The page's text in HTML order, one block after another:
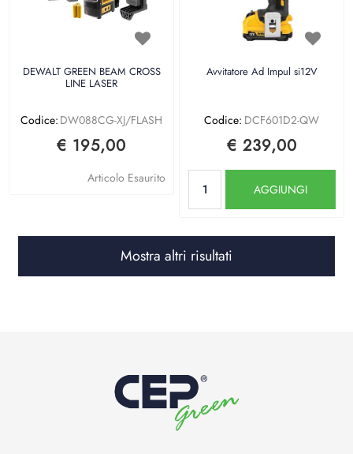
DEWALT GREEN BEAM CROSS
LINE LASER
Codice: DW088CG-XJ/FLASH
€ 195,00
Articolo Esaurito
Avvitatore Ad Impul si12V
Codice: DCF601D2-QW
€ 239,00
AGGIUNGI
Mostra altri risultati